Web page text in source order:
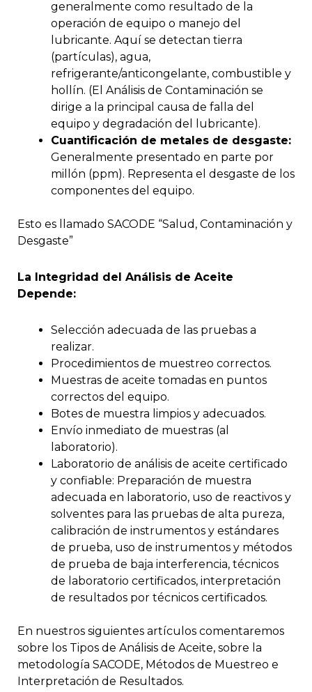
generalmente como resultado de la
operación de equipo o manejo del
lubricante. Aquí se detectan tierra
(partículas), agua,
refrigerante/anticongelante, combustible y
hollín. (El Análisis de Contaminación se
dirige a la principal causa de falla del
equipo y degradación del lubricante).
Cuantificación de metales de desgaste:
Generalmente presentado en parte por
millón (ppm). Representa el desgaste de los
componentes del equipo.
Esto es llamado SACODE “Salud, Contaminación y
Desgaste”
La Integridad del Análisis de Aceite
Depende:
Selección adecuada de las pruebas a
realizar.
Procedimientos de muestreo correctos.
Muestras de aceite tomadas en puntos
correctos del equipo.
Botes de muestra limpios y adecuados.
Envío inmediato de muestras (al
laboratorio).
Laboratorio de análisis de aceite certificado
y confiable: Preparación de muestra
adecuada en laboratorio, uso de reactivos y
solventes para las pruebas de alta pureza,
calibración de instrumentos y estándares
de prueba, uso de instrumentos y métodos
de prueba de baja interferencia, técnicos
de laboratorio certificados, interpretación
de resultados por técnicos certificados.
En nuestros siguientes artículos comentaremos
sobre los Tipos de Análisis de Aceite, sobre la
metodología SACODE, Métodos de Muestreo e
Interpretación de Resultados.